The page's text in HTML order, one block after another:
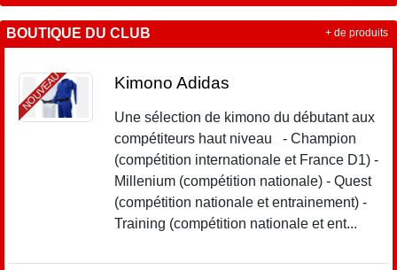
BOUTIQUE DU CLUB
NOUVEAU Kimono Adidas
Une sélection de kimono du débutant aux
compétiteurs haut niveau - Champion
(compétition internationale et France D1) -
Millenium (compétition nationale) - Quest
(compétition nationale et entrainement) -
Training (compétition nationale et ent...
+ de produits